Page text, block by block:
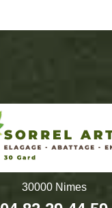
30000 Nimes